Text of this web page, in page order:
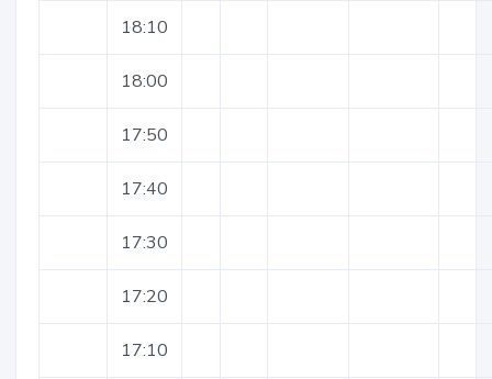
18:10
18:00
17:50
17:40
17:30
17:20
17:10